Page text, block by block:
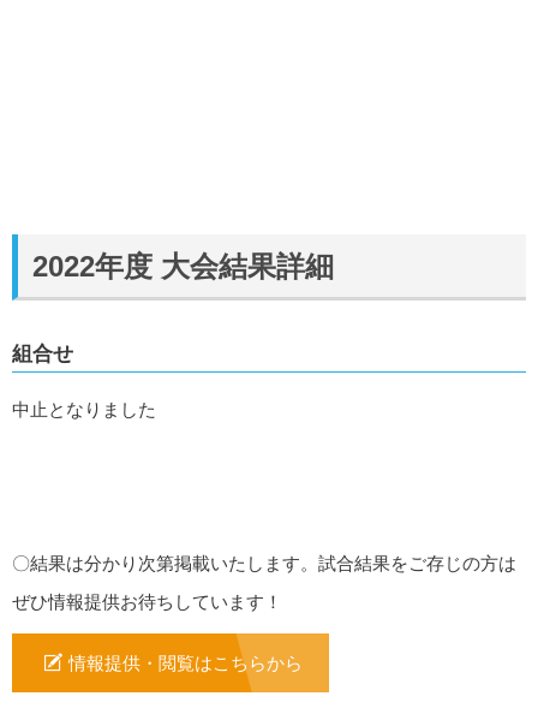
2022年度 大会結果詳細
組合せ
中止となりました
〇結果は分かり次第掲載いたします。試合結果をご存じの方は
ぜひ情報提供お待ちしています！
情報提供・閲覧はこちらから